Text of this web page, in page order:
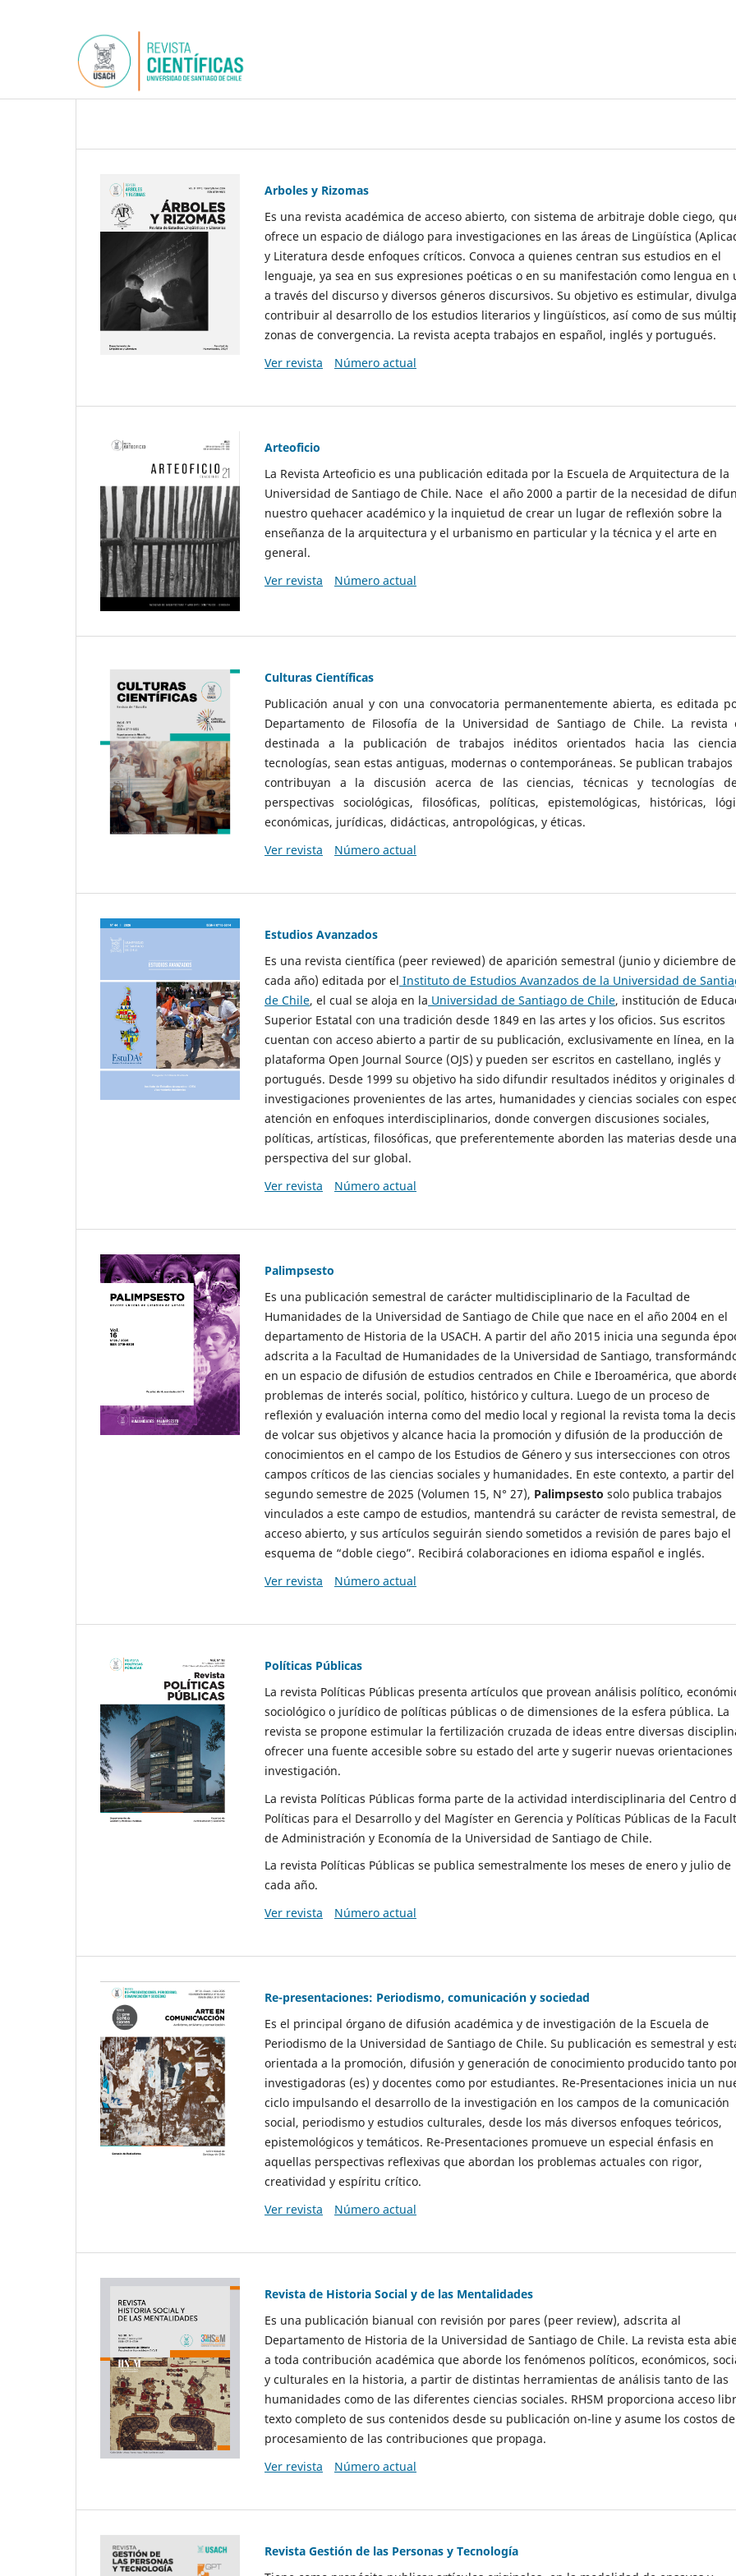
Arboles y Rizomas
Es una revista académica de acceso abierto, con sistema de arbitraje doble ciego,
ofrece un espacio de diálogo para investigaciones en las áreas de Lingüística
y Literatura desde enfoques críticos. Convoca a quienes centran sus estudios en el
lenguaje, ya sea en sus expresiones poéticas o en su manifestación como lengua en
a través del discurso y diversos géneros discursivos. Su objetivo es estimular,
contribuir al desarrollo de los estudios literarios y lingüísticos, así como de sus
zonas de convergencia. La revista acepta trabajos en español, inglés y portugués.
Ver revista
Número actual
Arteoficio
La Revista Arteoficio es una publicación editada por la Escuela de Arquitectura de la
Universidad de Santiago de Chile. Nace el año 2000 a partir de la necesidad de
nuestro quehacer académico y la inquietud de crear un lugar de reflexión sobre la
enseñanza de la arquitectura y el urbanismo en particular y la técnica y el arte en
general.
Ver revista
Número actual
Culturas Científicas
Publicación anual y con una convocatoria permanentemente abierta, es editada
Departamento de Filosofía de la Universidad de Santiago de Chile. La revista
destinada a la publicación de trabajos inéditos orientados hacia las
tecnologías, sean estas antiguas, modernas o contemporáneas. Se publican
contribuyan a la discusión acerca de las ciencias, técnicas y tecnologías
perspectivas sociológicas, filosóficas, políticas, epistemológicas, históricas,
económicas, jurídicas, didácticas, antropológicas, y éticas.
Ver revista
Número actual
Estudios Avanzados
Es una revista científica (peer reviewed) de aparición semestral (junio y diciembre de
cada año) editada por el Instituto de Estudios Avanzados de la Universidad de
de Chile, el cual se aloja en la Universidad de Santiago de Chile, institución de
Superior Estatal con una tradición desde 1849 en las artes y los oficios. Sus escritos
cuentan con acceso abierto a partir de su publicación, exclusivamente en línea, en la
plataforma Open Journal Source (OJS) y pueden ser escritos en castellano, inglés y
portugués. Desde 1999 su objetivo ha sido difundir resultados inéditos y originales
investigaciones provenientes de las artes, humanidades y ciencias sociales con
atención en enfoques interdisciplinarios, donde convergen discusiones sociales,
políticas, artísticas, filosóficas, que preferentemente aborden las materias desde una
perspectiva del sur global.
Ver revista
Número actual
Palimpsesto
Es una publicación semestral de carácter multidisciplinario de la Facultad de
Humanidades de la Universidad de Santiago de Chile que nace en el año 2004 en el
departamento de Historia de la USACH. A partir del año 2015 inicia una segunda
adscrita a la Facultad de Humanidades de la Universidad de Santiago,
en un espacio de difusión de estudios centrados en Chile e Iberoamérica, que
problemas de interés social, político, histórico y cultura. Luego de un proceso de
reflexión y evaluación interna como del medio local y regional la revista toma la
de volcar sus objetivos y alcance hacia la promoción y difusión de la producción de
conocimientos en el campo de los Estudios de Género y sus intersecciones con otros
campos críticos de las ciencias sociales y humanidades. En este contexto, a partir del
segundo semestre de 2025 (Volumen 15, N° 27), Palimpsesto solo publica trabajos
vinculados a este campo de estudios, mantendrá su carácter de revista semestral, de
acceso abierto, y sus artículos seguirán siendo sometidos a revisión de pares bajo el
esquema de “doble ciego”. Recibirá colaboraciones en idioma español e inglés.
Ver revista
Número actual
Políticas Públicas
La revista Políticas Públicas presenta artículos que provean análisis político,
sociológico o jurídico de políticas públicas o de dimensiones de la esfera pública. La
revista se propone estimular la fertilización cruzada de ideas entre diversas
ofrecer una fuente accesible sobre su estado del arte y sugerir nuevas orientaciones
investigación.
La revista Políticas Públicas forma parte de la actividad interdisciplinaria del Centro
Políticas para el Desarrollo y del Magíster en Gerencia y Políticas Públicas de la
de Administración y Economía de la Universidad de Santiago de Chile.
La revista Políticas Públicas se publica semestralmente los meses de enero y julio de
cada año.
Ver revista
Número actual
Re-presentaciones: Periodismo, comunicación y sociedad
Es el principal órgano de difusión académica y de investigación de la Escuela de
Periodismo de la Universidad de Santiago de Chile. Su publicación es semestral y
orientada a la promoción, difusión y generación de conocimiento producido tanto
investigadoras (es) y docentes como por estudiantes. Re-Presentaciones inicia un
ciclo impulsando el desarrollo de la investigación en los campos de la comunicación
social, periodismo y estudios culturales, desde los más diversos enfoques teóricos,
epistemológicos y temáticos. Re-Presentaciones promueve un especial énfasis en
aquellas perspectivas reflexivas que abordan los problemas actuales con rigor,
creatividad y espíritu crítico.
Ver revista
Número actual
Revista de Historia Social y de las Mentalidades
Es una publicación bianual con revisión por pares (peer review), adscrita al
Departamento de Historia de la Universidad de Santiago de Chile. La revista esta
a toda contribución académica que aborde los fenómenos políticos, económicos,
y culturales en la historia, a partir de distintas herramientas de análisis tanto de las
humanidades como de las diferentes ciencias sociales. RHSM proporciona acceso
texto completo de sus contenidos desde su publicación on-line y asume los costos de
procesamiento de las contribuciones que propaga.
Ver revista
Número actual
Revista Gestión de las Personas y Tecnología